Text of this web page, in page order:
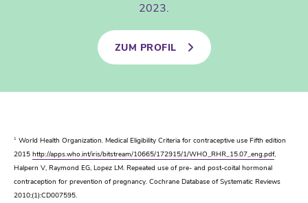
2023.
ZUM PROFIL
1 World Health Organization. Medical Eligibility Criteria for contraceptive use Fifth edition
2015 http://apps.who.int/iris/bitstream/10665/172915/1/WHO_RHR_15.07_eng.pdf,
Halpern V, Raymond EG, Lopez LM. Repeated use of pre- and post-coital hormonal
contraception for prevention of pregnancy. Cochrane Database of Systematic Reviews
2010;(1):CD007595.